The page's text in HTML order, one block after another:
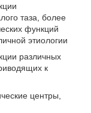
таза, более
функций
этиологии
различных
к
центры,